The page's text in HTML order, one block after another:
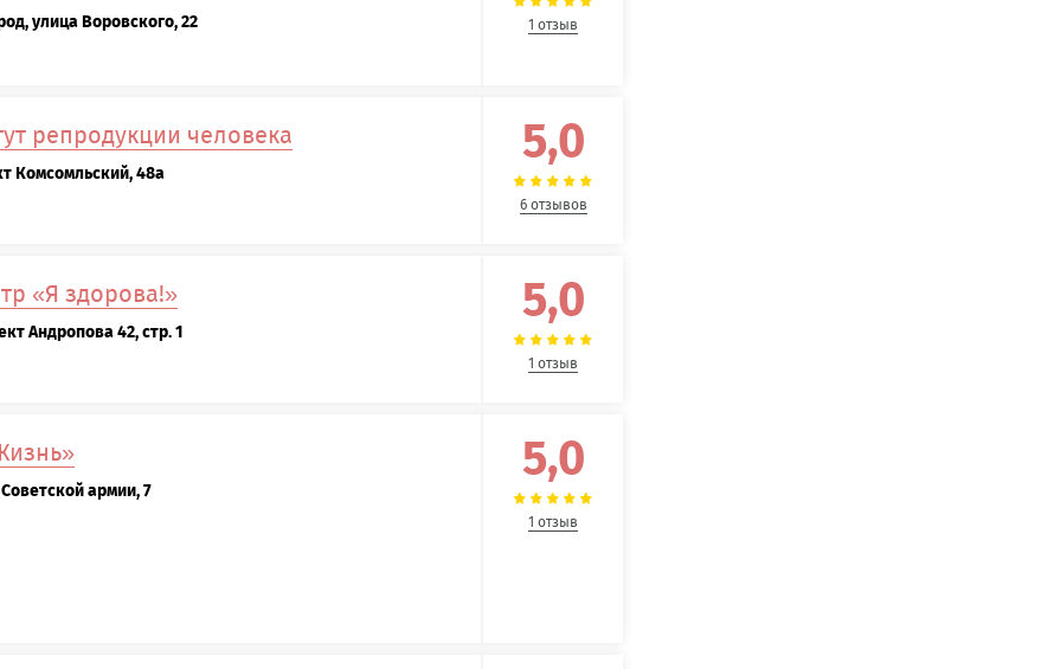
улица Воровского, 22
1 отзыв
репродукции человека
Комсомльский, 48а
5,0
6 отзывов
«Я здорова!»
Андропова 42, стр. 1
5,0
1 отзыв
армии, 7
5,0
1 отзыв